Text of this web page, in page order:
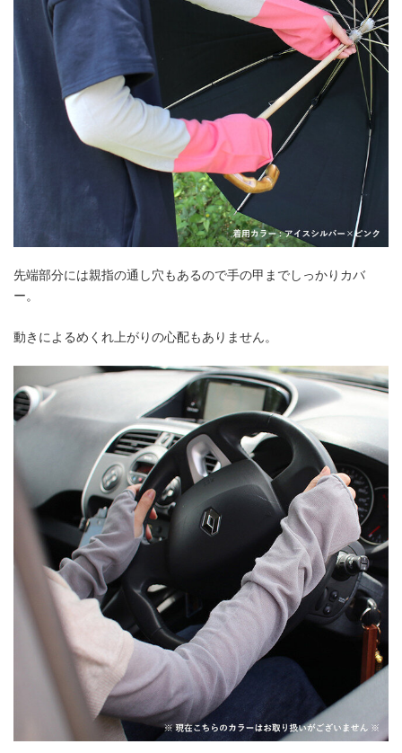
先端部分には親指の通し穴もあるので手の甲までしっかりカバ
ー。
動きによるめくれ上がりの心配もありません。